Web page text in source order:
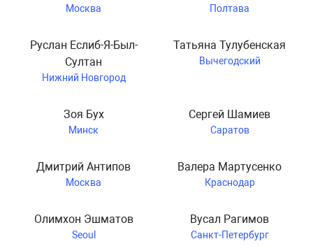
Москва Полтава
Руслан Еслиб-Я-Был-
Султан
Нижний Новгород
Татьяна Тулубенская
Вычегодский
Зоя Бух
Минск
Сергей Шамиев
Саратов
Дмитрий Антипов
Москва
Валера Мартусенко
Краснодар
Олимхон Эшматов
Seoul
Вусал Рагимов
Санкт-Петербург